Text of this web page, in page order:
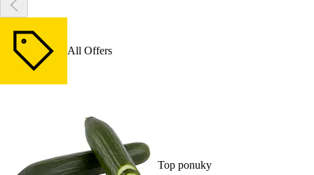
All Offers
Top ponuky